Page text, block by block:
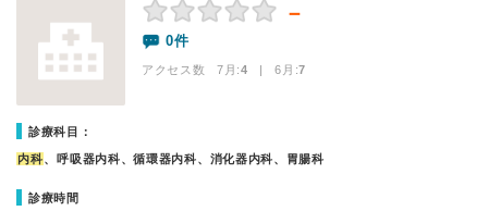
－
0件
アクセス数 7月:4 | 6月:7
診療科目：
内科、呼吸器内科、循環器内科、消化器内科、胃腸科
診療時間